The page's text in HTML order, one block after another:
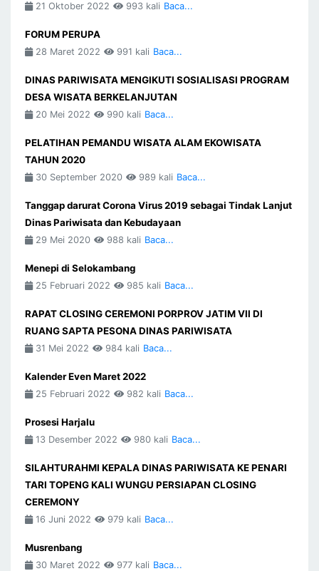
21 Oktober 2022 993 kali Baca...
FORUM PERUPA
28 Maret 2022 991 kali Baca...
DINAS PARIWISATA MENGIKUTI SOSIALISASI PROGRAM
DESA WISATA BERKELANJUTAN
20 Mei 2022 990 kali Baca...
PELATIHAN PEMANDU WISATA ALAM EKOWISATA
TAHUN 2020
30 September 2020 989 kali Baca...
Tanggap darurat Corona Virus 2019 sebagai Tindak Lanjut
Dinas Pariwisata dan Kebudayaan
29 Mei 2020 988 kali Baca...
Menepi di Selokambang
25 Februari 2022 985 kali Baca...
RAPAT CLOSING CEREMONI PORPROV JATIM VII DI
RUANG SAPTA PESONA DINAS PARIWISATA
31 Mei 2022 984 kali Baca...
Kalender Even Maret 2022
25 Februari 2022 982 kali Baca...
Prosesi Harjalu
13 Desember 2022 980 kali Baca...
SILAHTURAHMI KEPALA DINAS PARIWISATA KE PENARI
TARI TOPENG KALI WUNGU PERSIAPAN CLOSING
CEREMONY
16 Juni 2022 979 kali Baca...
Musrenbang
30 Maret 2022 977 kali Baca...